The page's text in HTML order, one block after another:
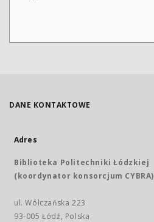
DANE KONTAKTOWE
Adres
Biblioteka Politechniki Łódzkiej
(koordynator konsorcjum CYBRA)
ul. Wólczańska 223
93-005 Łódź, Polska